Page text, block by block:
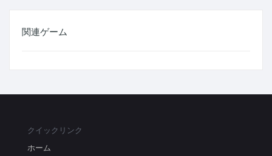
関連ゲーム
クイックリンク
ホーム